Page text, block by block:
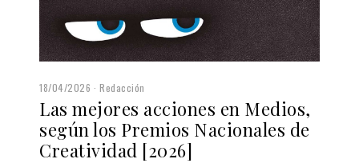
18/04/2026 Redacción
Las mejores acciones en Medios,
según los Premios Nacionales de
Creatividad [2026]